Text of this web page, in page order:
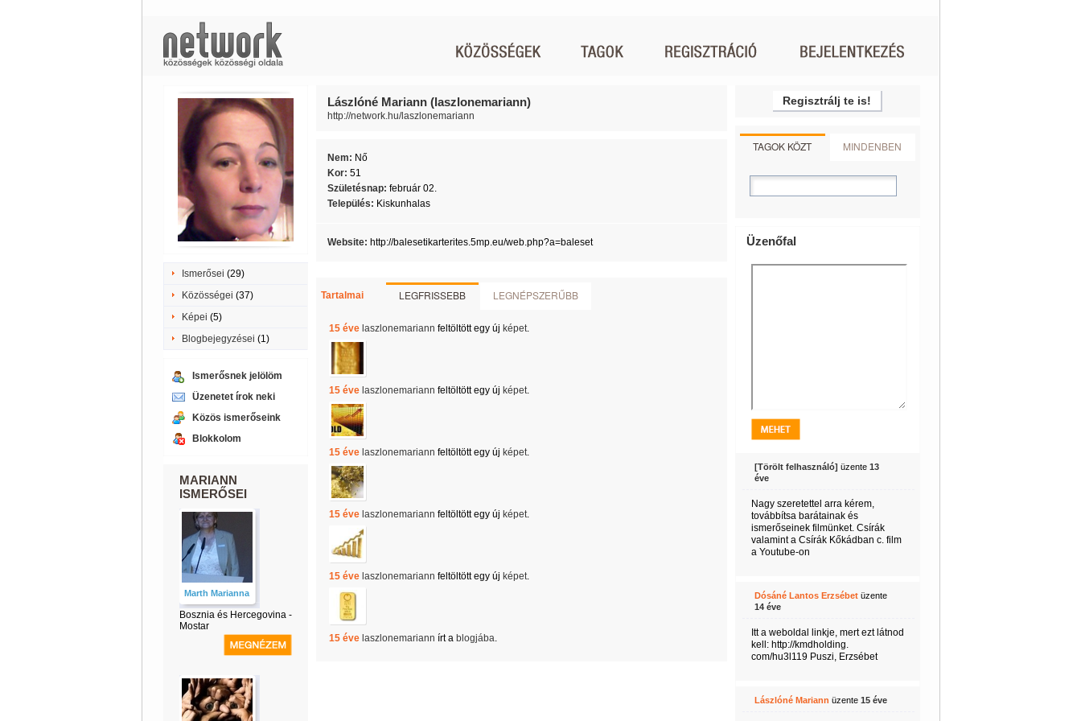
Ismerősei (29)
Közösségei (37)
Képei (5)
Blogbejegyzései (1)
Ismerősnek jelölöm
Üzenetet írok neki
Közös ismerőseink
Blokkolom
MARIANN
ISMERŐSEI
Marth Marianna
Bosznia és Hercegovina -
Mostar
Lászlóné Mariann (laszlonemariann)
http://network.hu/laszlonemariann
Nem: Nő
Kor: 51
Születésnap: február 02.
Település: Kiskunhalas
Website: http://balesetikarterites.5mp.eu/web.php?a=baleset
Tartalmai LEGFRISSEBB LEGNÉPSZERŰBB
15 éve laszlonemariann feltöltött egy új képet.
15 éve laszlonemariann feltöltött egy új képet.
15 éve laszlonemariann feltöltött egy új képet.
15 éve laszlonemariann feltöltött egy új képet.
15 éve laszlonemariann feltöltött egy új képet.
15 éve laszlonemariann írt a blogjába.
Regisztrálj te is!
TAGOK KÖZT MINDENBEN
Üzenőfal
[Törölt felhasználó] üzente 13
éve
Nagy szeretettel arra kérem,
továbbítsa barátainak és
ismerőseinek filmünket. Csírák
valamint a Csírák Kőkádban c. film
a Youtube-on
Dósáné Lantos Erzsébetüzente
14 éve
Itt a weboldal linkje, mert ezt látnod
kell: http://kmdholding.
com/hu3l119 Puszi, Erzsébet
Lászlóné Mariann üzente 15 éve